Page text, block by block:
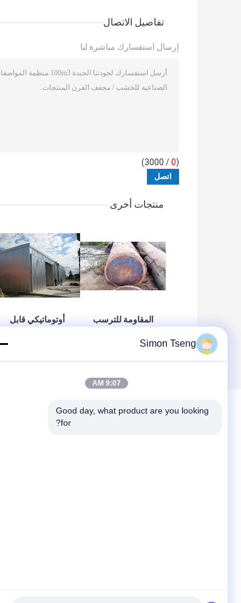
تفاصيل الاتصال
إرسال استفسارك مباشرة لنا
(
0
/ 3000)
منتجات أخرى
المقاومة للترسب
أوتوماتيكي قابل
الفرن مجفف الخشب
Simon Tseng
9:07 AM
Good day, what product are you looking
for?